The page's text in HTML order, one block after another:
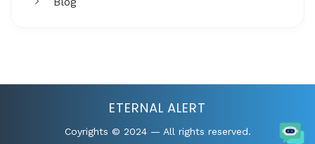
ETERNAL ALERT
Coyrights © 2024 — All rights reserved.